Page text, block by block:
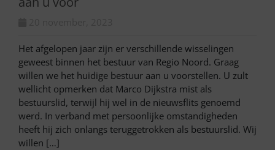
Het afgelopen jaar zijn er verschillende wisselingen
geweest binnen het bestuur van Regio Noord. Graag
willen we het huidige bestuur aan u voorstellen. U zult
wellicht opmerken dat Marco Dijkstra mist als
bestuurslid, terwijl hij wel in de nieuwsflits genoemd
werd. In verband met persoonlijke omstandigheden
heeft hij zich onlangs teruggetrokken als bestuurslid. Wij
willen […]